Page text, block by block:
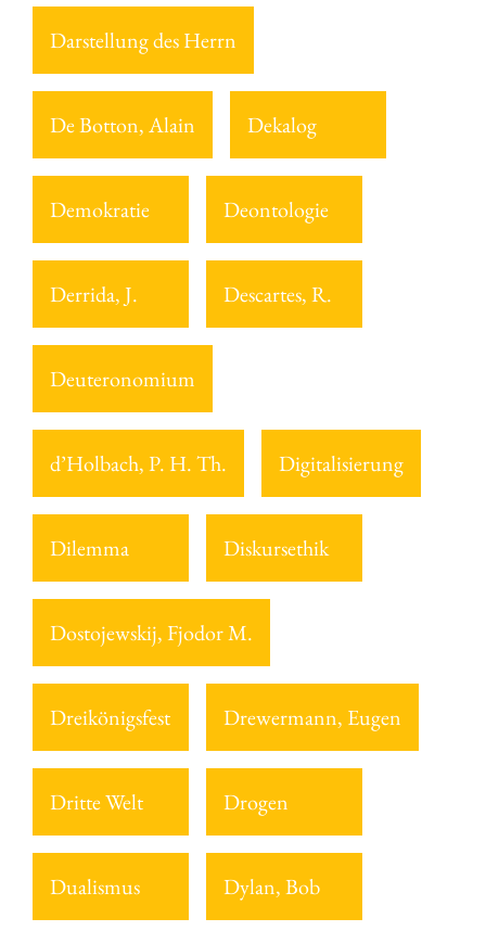
Darstellung des Herrn
De Botton, Alain Dekalog
Demokratie Deontologie
Derrida, J. Descartes, R.
Deuteronomium
d’Holbach, P. H. Th. Digitalisierung
Dilemma Diskursethik
Dostojewskij, Fjodor M.
Dreikönigsfest Drewermann, Eugen
Dritte Welt Drogen
Dualismus Dylan, Bob